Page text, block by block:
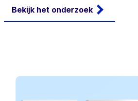
Bekijk het onderzoek